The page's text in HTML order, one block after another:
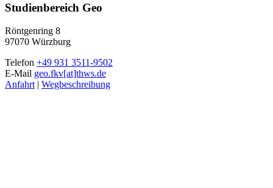
Studienbereich Geo
Röntgenring 8
97070 Würzburg
Telefon +49 931 3511-9502
E-Mail geo.fkv[at]thws.de
Anfahrt | Wegbeschreibung